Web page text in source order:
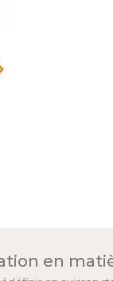
en